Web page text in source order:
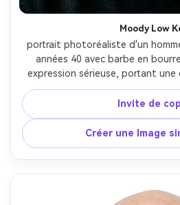
Moody Low
portrait photoréaliste d'un
années 40 avec barbe en
expression sérieuse, portant une
fond noir, éclairage Rembrandt
profondes et une lumière de jante
f/1.4, gros plan serré, angle
côté, ambiance
peau réaliste, haute
niveau de contraste
Invite de
Créer une Image